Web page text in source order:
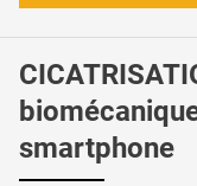
smartphone